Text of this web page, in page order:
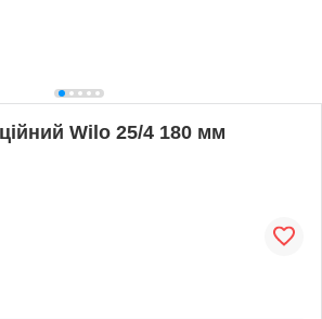
Wilo 25/4 180 мм